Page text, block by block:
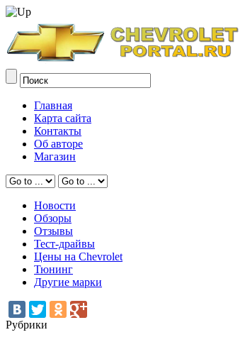
Главная
Карта сайта
Контакты
Об авторе
Магазин
Новости
Обзоры
Отзывы
Тест-драйвы
Цены на Chevrolet
Тюнинг
Другие марки
Рубрики